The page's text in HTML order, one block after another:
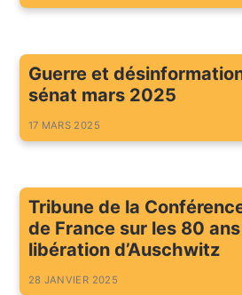
Guerre et
sénat mars 2025
17 MARS 2025
Tribune de la
de France sur les 80
libération d’Auschwitz
28 JANVIER 2025